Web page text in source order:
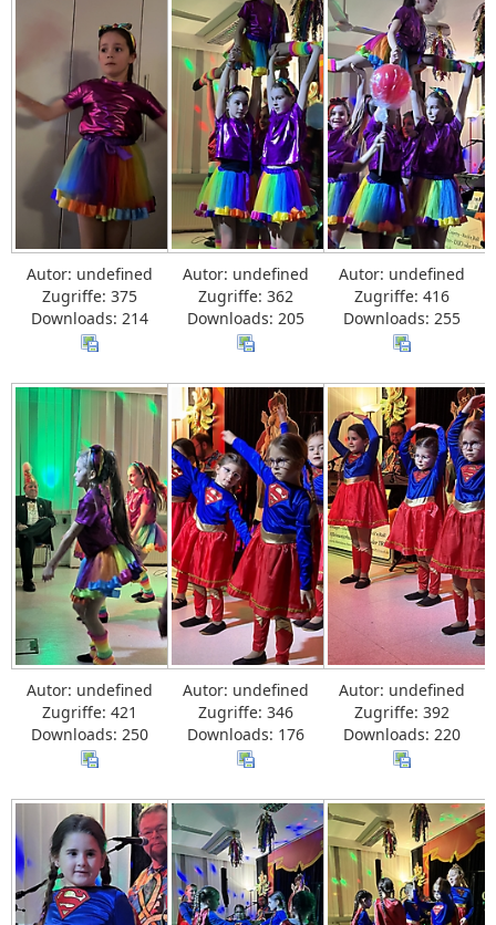
Autor: undefined
Zugriffe: 375
Downloads: 214
Autor: undefined
Zugriffe: 362
Downloads: 205
Autor: undefined
Zugriffe: 416
Downloads: 255
Autor: undefined
Zugriffe: 421
Downloads: 250
Autor: undefined
Zugriffe: 346
Downloads: 176
Autor: undefined
Zugriffe: 392
Downloads: 220